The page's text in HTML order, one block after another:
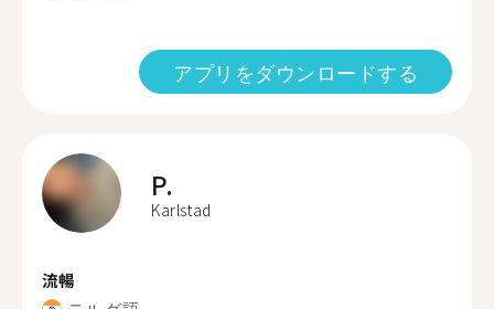
アプリをダウンロードする
P.
Karlstad
流暢